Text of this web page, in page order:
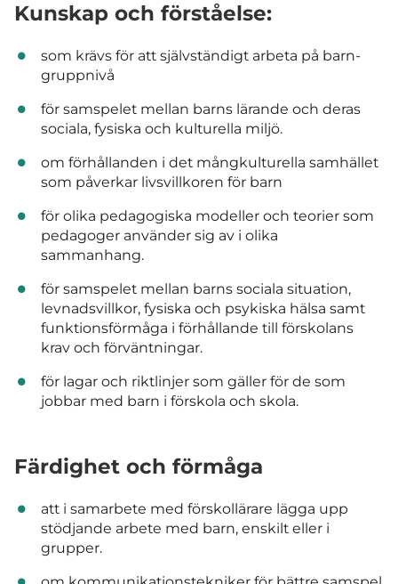
Kunskap och förståelse:
som krävs för att självständigt arbeta på barn-
gruppnivå
för samspelet mellan barns lärande och deras
sociala, fysiska och kulturella miljö.
om förhållanden i det mångkulturella samhället
som påverkar livsvillkoren för barn
för olika pedagogiska modeller och teorier som
pedagoger använder sig av i olika
sammanhang.
för samspelet mellan barns sociala situation,
levnadsvillkor, fysiska och psykiska hälsa samt
funktionsförmåga i förhållande till förskolans
krav och förväntningar.
för lagar och riktlinjer som gäller för de som
jobbar med barn i förskola och skola.
Färdighet och förmåga
att i samarbete med förskollärare lägga upp
stödjande arbete med barn, enskilt eller i
grupper.